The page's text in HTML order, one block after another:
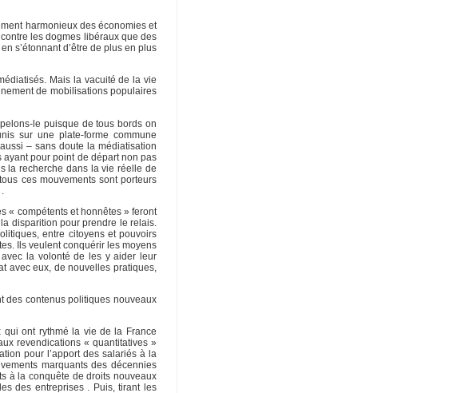
harmonieux des économies et
les dogmes libéraux que des
s’étonnant d’être de plus en plus
Mais la vacuité de la vie
de mobilisations populaires
le puisque de tous bords on
sur une plate-forme commune
– sans doute la médiatisation
ayant pour point de départ non pas
la recherche dans la vie réelle de
ces mouvements sont porteurs
« compétents et honnêtes » feront
disparition pour prendre le relais.
entre citoyens et pouvoirs
Ils veulent conquérir les moyens
la volonté de les y aider leur
avec eux, de nouvelles pratiques,
des contenus politiques nouveaux
qui ont rythmé la vie de la France
revendications « quantitatives »
pour l’apport des salariés à la
marquants des décennies
à la conquête de droits nouveaux
des entreprises . Puis, tirant les